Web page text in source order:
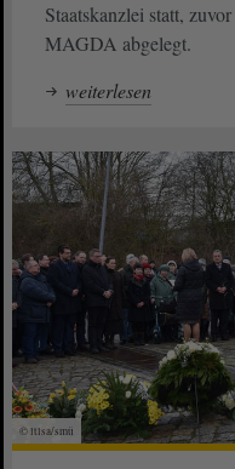
Staatskanzlei statt,
MAGDA abgelegt.
weiterlesen
© ltlsa/smü